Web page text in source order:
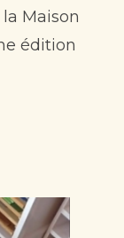
Maison
édition